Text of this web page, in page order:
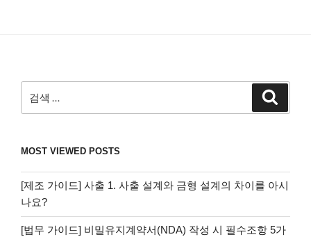
색:
MOST VIEWED POSTS
[제조 가이드] 사출 1. 사출 설계와 금형 설계의 차이를 아시
나요?
[법무 가이드] 비밀유지계약서(NDA) 작성 시 필수조항 5가